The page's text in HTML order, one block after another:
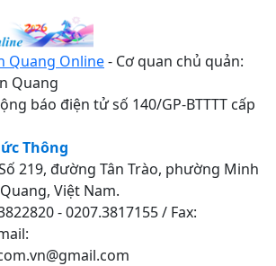
Quang Online- Cơ quan chủ quản:
Quang
báo điện tử số 140/GP-BTTTT cấp
Thông
219, đường Tân Trào, phường Minh
Việt Nam.
- 0207.3817155 / Fax: